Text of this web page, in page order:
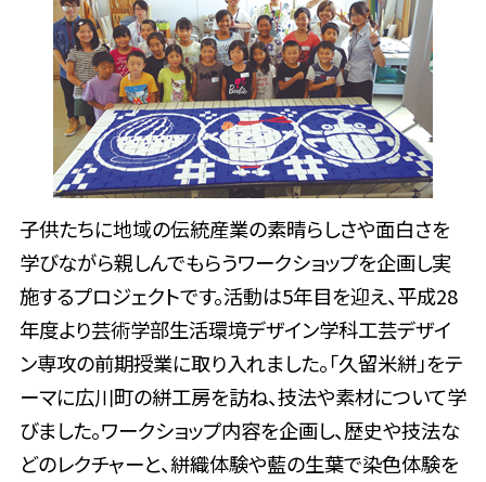
子供たちに地域の伝統産業の素晴らしさや面白さを
学びながら親しんでもらうワークショップを企画し実
施するプロジェクトです。活動は5年目を迎え、平成28
年度より芸術学部生活環境デザイン学科工芸デザイ
ン専攻の前期授業に取り入れました。「久留米絣」をテ
ーマに広川町の絣工房を訪ね、技法や素材について学
びました。ワークショップ内容を企画し、歴史や技法な
どのレクチャーと、絣織体験や藍の生葉で染色体験を